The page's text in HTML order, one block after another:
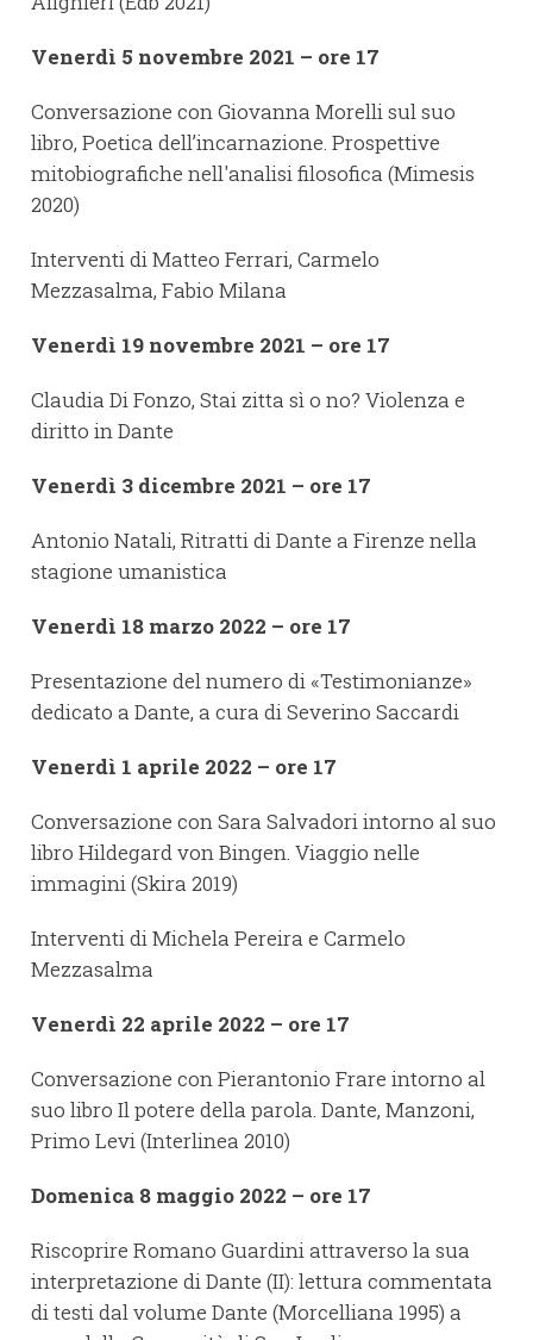
Venerdì 5 novembre 2021 – ore 17
Conversazione con Giovanna Morelli sul suo
libro, Poetica dell’incarnazione. Prospettive
mitobiografiche nell'analisi filosofica (Mimesis
2020)
Interventi di Matteo Ferrari, Carmelo
Mezzasalma, Fabio Milana
Venerdì 19 novembre 2021 – ore 17
Claudia Di Fonzo, Stai zitta sì o no? Violenza e
diritto in Dante
Venerdì 3 dicembre 2021 – ore 17
Antonio Natali, Ritratti di Dante a Firenze nella
stagione umanistica
Venerdì 18 marzo 2022 – ore 17
Presentazione del numero di «Testimonianze»
dedicato a Dante, a cura di Severino Saccardi
Venerdì 1 aprile 2022 – ore 17
Conversazione con Sara Salvadori intorno al suo
libro Hildegard von Bingen. Viaggio nelle
immagini (Skira 2019)
Interventi di Michela Pereira e Carmelo
Mezzasalma
Venerdì 22 aprile 2022 – ore 17
Conversazione con Pierantonio Frare intorno al
suo libro Il potere della parola. Dante, Manzoni,
Primo Levi (Interlinea 2010)
Domenica 8 maggio 2022 – ore 17
Riscoprire Romano Guardini attraverso la sua
interpretazione di Dante (II): lettura commentata
di testi dal volume Dante (Morcelliana 1995) a